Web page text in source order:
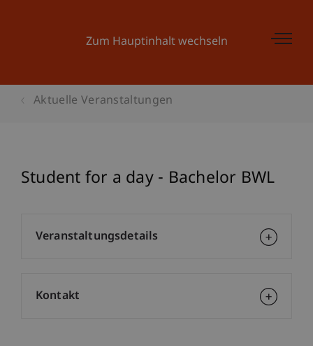
Zum Hauptinhalt wechseln
Aktuelle Veranstaltungen
Student for a day - Bachelor BWL
Veranstaltungsdetails
Kontakt